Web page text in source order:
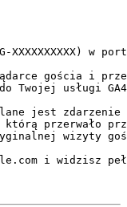
XXXXXXXXXX) w
gościa i
usługi GA4
jest
którą przerwało
wizyty
i widzisz